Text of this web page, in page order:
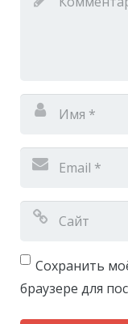
Сохранить
браузере для